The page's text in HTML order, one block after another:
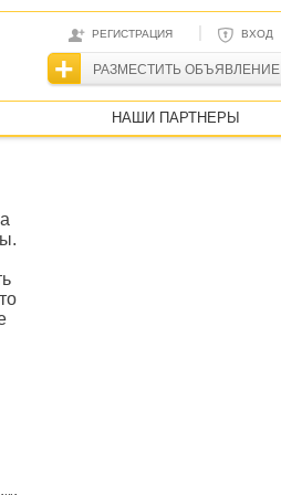
РЕГИСТРАЦИЯ | ВХОД
РАЗМЕСТИТЬ ОБЪЯВЛЕНИЕ
НАШИ ПАРТНЕРЫ